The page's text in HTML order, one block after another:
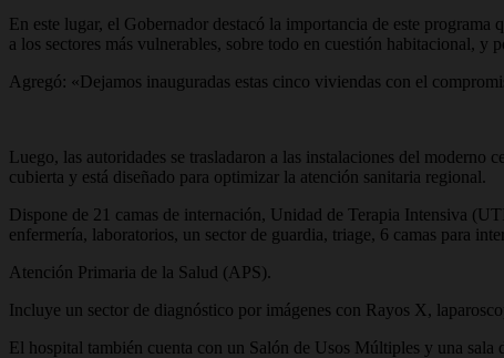
En este lugar, el Gobernador destacó la importancia de este
a los sectores más vulnerables, sobre todo en cuestión habitacional, y
Agregó: «Dejamos inauguradas estas cinco viviendas con el
Luego, las autoridades se trasladaron a las instalaciones del
cubierta y está diseñado para optimizar la atención sanitaria regional.
Dispone de 21 camas de internación, Unidad de Terapia Intensiva
enfermería, laboratorios, un sector de guardia, triage, 6 camas para
Atención Primaria de la Salud (APS).
Incluye un sector de diagnóstico por imágenes con Rayos X,
El hospital también cuenta con un Salón de Usos Múltiples y una